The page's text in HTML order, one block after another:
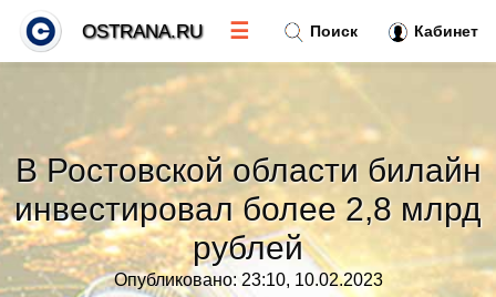
В Ростовской области билайн
инвестировал более 2,8 млрд
рублей
Опубликовано: 23:10, 10.02.2023
Поиск Кабинет
OSTRANA.RU ☰
Тренды новостей»
Рубрики»